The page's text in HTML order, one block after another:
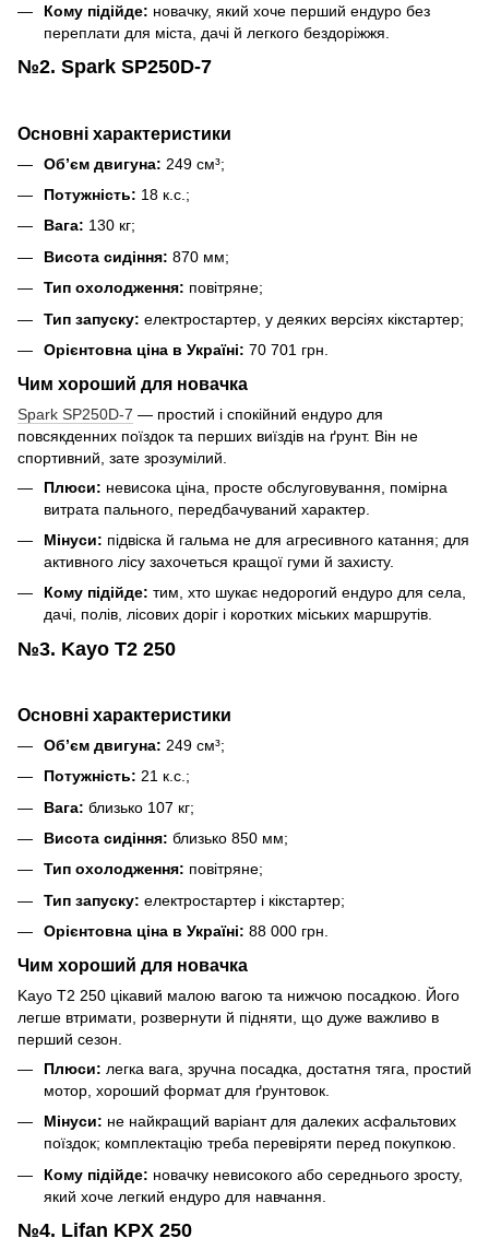
Кому підійде: новачку, який хоче перший ендуро без
переплати для міста, дачі й легкого бездоріжжя.
№2. Spark SP250D-7
Основні характеристики
Об’єм двигуна: 249 см³;
Потужність: 18 к.с.;
Вага: 130 кг;
Висота сидіння: 870 мм;
Тип охолодження: повітряне;
Тип запуску: електростартер, у деяких версіях кікстартер;
Орієнтовна ціна в Україні: 70 701 грн.
Чим хороший для новачка
Spark SP250D-7 — простий і спокійний ендуро для
повсякденних поїздок та перших виїздів на ґрунт. Він не
спортивний, зате зрозумілий.
Плюси: невисока ціна, просте обслуговування, помірна
витрата пального, передбачуваний характер.
Мінуси: підвіска й гальма не для агресивного катання; для
активного лісу захочеться кращої гуми й захисту.
Кому підійде: тим, хто шукає недорогий ендуро для села,
дачі, полів, лісових доріг і коротких міських маршрутів.
№3. Kayo T2 250
Основні характеристики
Об’єм двигуна: 249 см³;
Потужність: 21 к.с.;
Вага: близько 107 кг;
Висота сидіння: близько 850 мм;
Тип охолодження: повітряне;
Тип запуску: електростартер і кікстартер;
Орієнтовна ціна в Україні: 88 000 грн.
Чим хороший для новачка
Kayo T2 250 цікавий малою вагою та нижчою посадкою. Його
легше втримати, розвернути й підняти, що дуже важливо в
перший сезон.
Плюси: легка вага, зручна посадка, достатня тяга, простий
мотор, хороший формат для ґрунтовок.
Мінуси: не найкращий варіант для далеких асфальтових
поїздок; комплектацію треба перевіряти перед покупкою.
Кому підійде: новачку невисокого або середнього зросту,
який хоче легкий ендуро для навчання.
№4. Lifan KPX 250